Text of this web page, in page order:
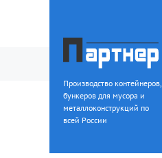
Производство контейнеров,
бункеров для мусора и
металлоконструкций по
всей России